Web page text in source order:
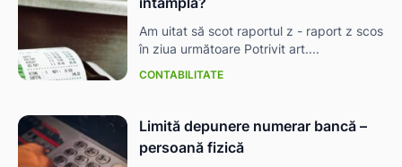
Am uitat să scot raportul z - raport z scos
în ziua următoare Potrivit art....
CONTABILITATE
Limită depunere numerar bancă –
persoană fizică